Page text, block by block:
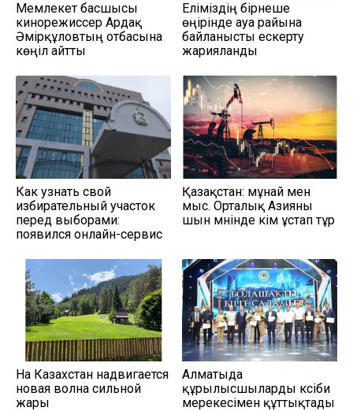
Мемлекет басшысы
кинорежиссер Ардақ
Әмірқұловтың отбасына
көңіл айтты
Еліміздің бірнеше
өңірінде ауа райына
байланысты ескерту
жарияланды
Как узнать свой
избирательный участок
перед выборами:
появился онлайн-сервис
Қазақстан: мұнай мен
мыс. Орталық Азияны
шын мәнінде кім ұстап тұр
На Казахстан надвигается
новая волна сильной
жары
Алматыда
құрылысшыларды кәсіби
мерекесімен құттықтады